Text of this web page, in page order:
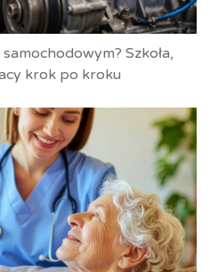
Szkoła,
krok po kroku